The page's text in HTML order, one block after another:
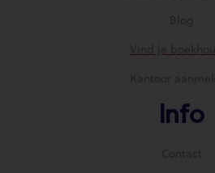
Blog
Vind je
Kantoor
Info
Contact